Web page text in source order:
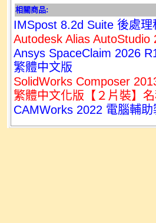
相關商品:
IMSpost 8.2d Suite 後處
Autodesk Alias
Ansys SpaceClaim 2026
繁體中文版
SolidWorks Composer
繁體中文化版【２片裝】
CAMWorks 2022 電腦輔